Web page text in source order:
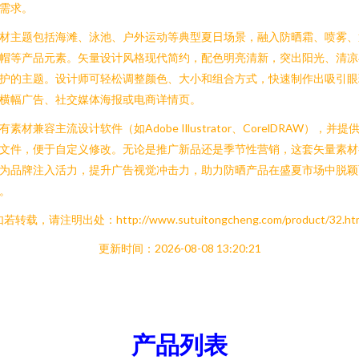
求。
主题包括海滩、泳池、户外运动等典型夏日场景，融入防晒霜、喷雾
等产品元素。矢量设计风格现代简约，配色明亮清新，突出阳光、清
的主题。设计师可轻松调整颜色、大小和组合方式，快速制作出吸引
幅广告、社交媒体海报或电商详情页。
素材兼容主流设计软件（如Adobe Illustrator、CorelDRAW），并提
件，便于自定义修改。无论是推广新品还是季节性营销，这套矢量素
品牌注入活力，提升广告视觉冲击力，助力防晒产品在盛夏市场中脱
若转载，请注明出处：http://www.sutuitongcheng.com/product/
更新时间：2026-08-08 13:20:21
产品列表